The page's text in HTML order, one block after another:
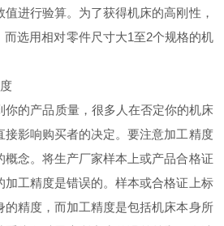
进行验算。为了获得机床的高刚性，
选用相对零件尺寸大1至2个规格的机
的产品质量，很多人在否定你的机床
接影响购买者的决定。要注意加工精度
概念。将生产厂家样本上或产品合格证
加工精度是错误的。样本或合格证上标
的精度，而加工精度是包括机床本身所